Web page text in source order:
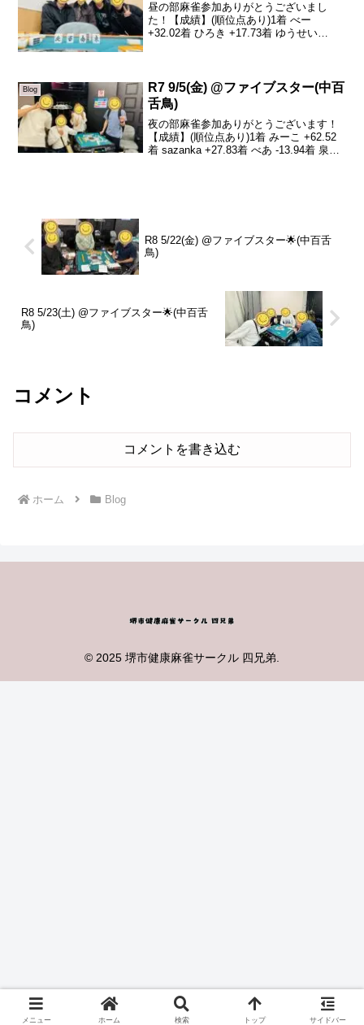
昼の部麻雀参加ありがとうございまし
た！【成績】(順位点あり)1着 べー
+32.02着 ひろき +17.73着 ゆうせい
Blog
R7 9/5(金) @ファイブスター(中百
舌鳥)
夜の部麻雀参加ありがとうございます！
【成績】(順位点あり)1着 みーこ +62.52
着 sazanka +27.83着 べあ -13.94着 泉谷
R8 5/22(金) @ファイブスター🌟(中百舌
鳥)
R8 5/23(土) @ファイブスター🌟(中百舌
鳥)
コメント
コメントを書き込む
ホーム Blog
© 2025 堺市健康麻雀サークル 四兄弟.
メニュー ホーム 検索 トップ サイドバー